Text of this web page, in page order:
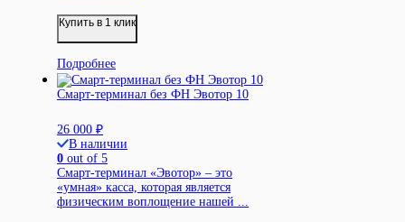
Купить в 1 клик
Подробнее
Смарт-терминал без ФН Эвотор 10
26 000 ₽
В наличии
0 out of 5
Смарт-терминал «Эвотор» – это
«умная» касса, которая является
физическим воплощение нашей ...